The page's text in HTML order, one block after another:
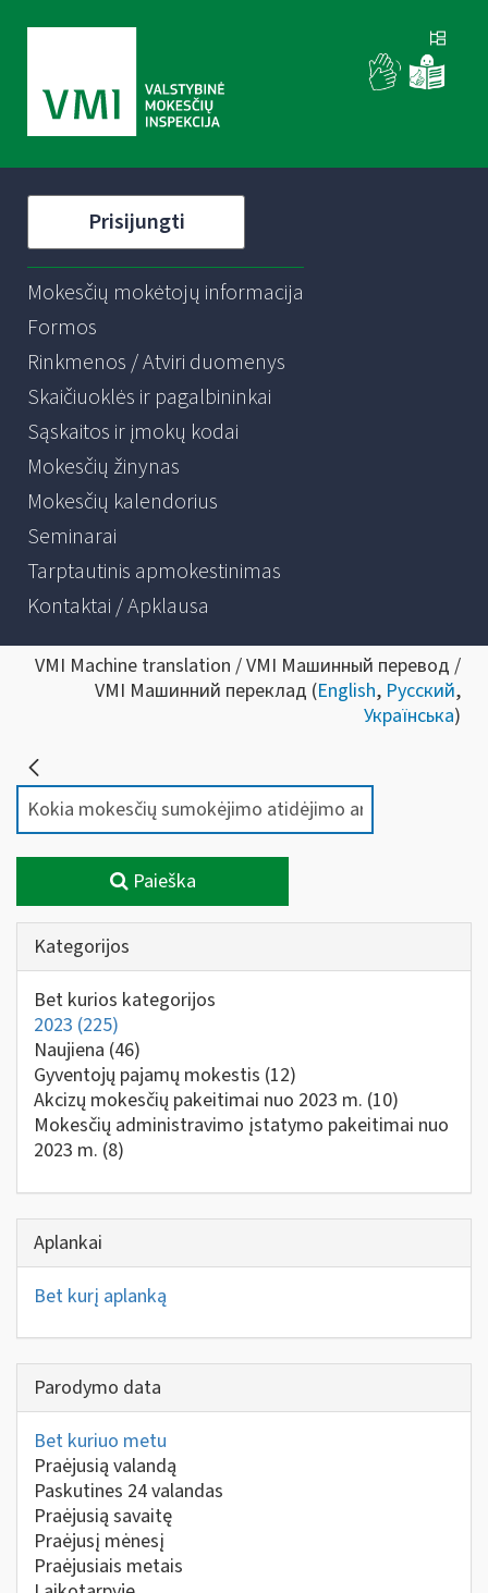
Prisijungti
Mokesčių mokėtojų informacija
Formos
Rinkmenos / Atviri duomenys
Skaičiuoklės ir pagalbininkai
Sąskaitos ir įmokų kodai
Mokesčių žinynas
Mokesčių kalendorius
Seminarai
Tarptautinis apmokestinimas
Kontaktai / Apklausa
VMI Machine translation / VMI Машинный перевод /
VMI Машинний переклад (English, Русский,
Українська)
Paieška
Kategorijos
Bet kurios kategorijos
2023 (225)
Naujiena (46)
Gyventojų pajamų mokestis (12)
Akcizų mokesčių pakeitimai nuo 2023 m. (10)
Mokesčių administravimo įstatymo pakeitimai nuo
2023 m. (8)
Aplankai
Bet kurį aplanką
Parodymo data
Bet kuriuo metu
Praėjusią valandą
Paskutines 24 valandas
Praėjusią savaitę
Praėjusį mėnesį
Praėjusiais metais